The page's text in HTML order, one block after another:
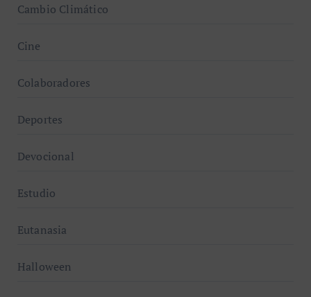
Cambio Climático
Cine
Colaboradores
Deportes
Devocional
Estudio
Eutanasia
Halloween